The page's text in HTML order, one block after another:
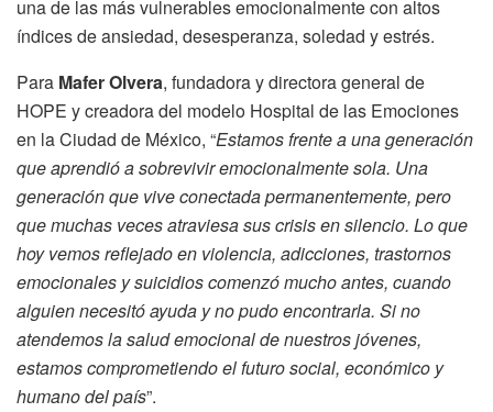
una de las más vulnerables emocionalmente con altos
índices de ansiedad, desesperanza, soledad y estrés.
Para Mafer Olvera, fundadora y directora general de
HOPE y creadora del modelo Hospital de las Emociones
en la Ciudad de México, “Estamos frente a una generación
que aprendió a sobrevivir emocionalmente sola. Una
generación que vive conectada permanentemente, pero
que muchas veces atraviesa sus crisis en silencio. Lo que
hoy vemos reflejado en violencia, adicciones, trastornos
emocionales y suicidios comenzó mucho antes, cuando
alguien necesitó ayuda y no pudo encontrarla. Si no
atendemos la salud emocional de nuestros jóvenes,
estamos comprometiendo el futuro social, económico y
humano del país”.